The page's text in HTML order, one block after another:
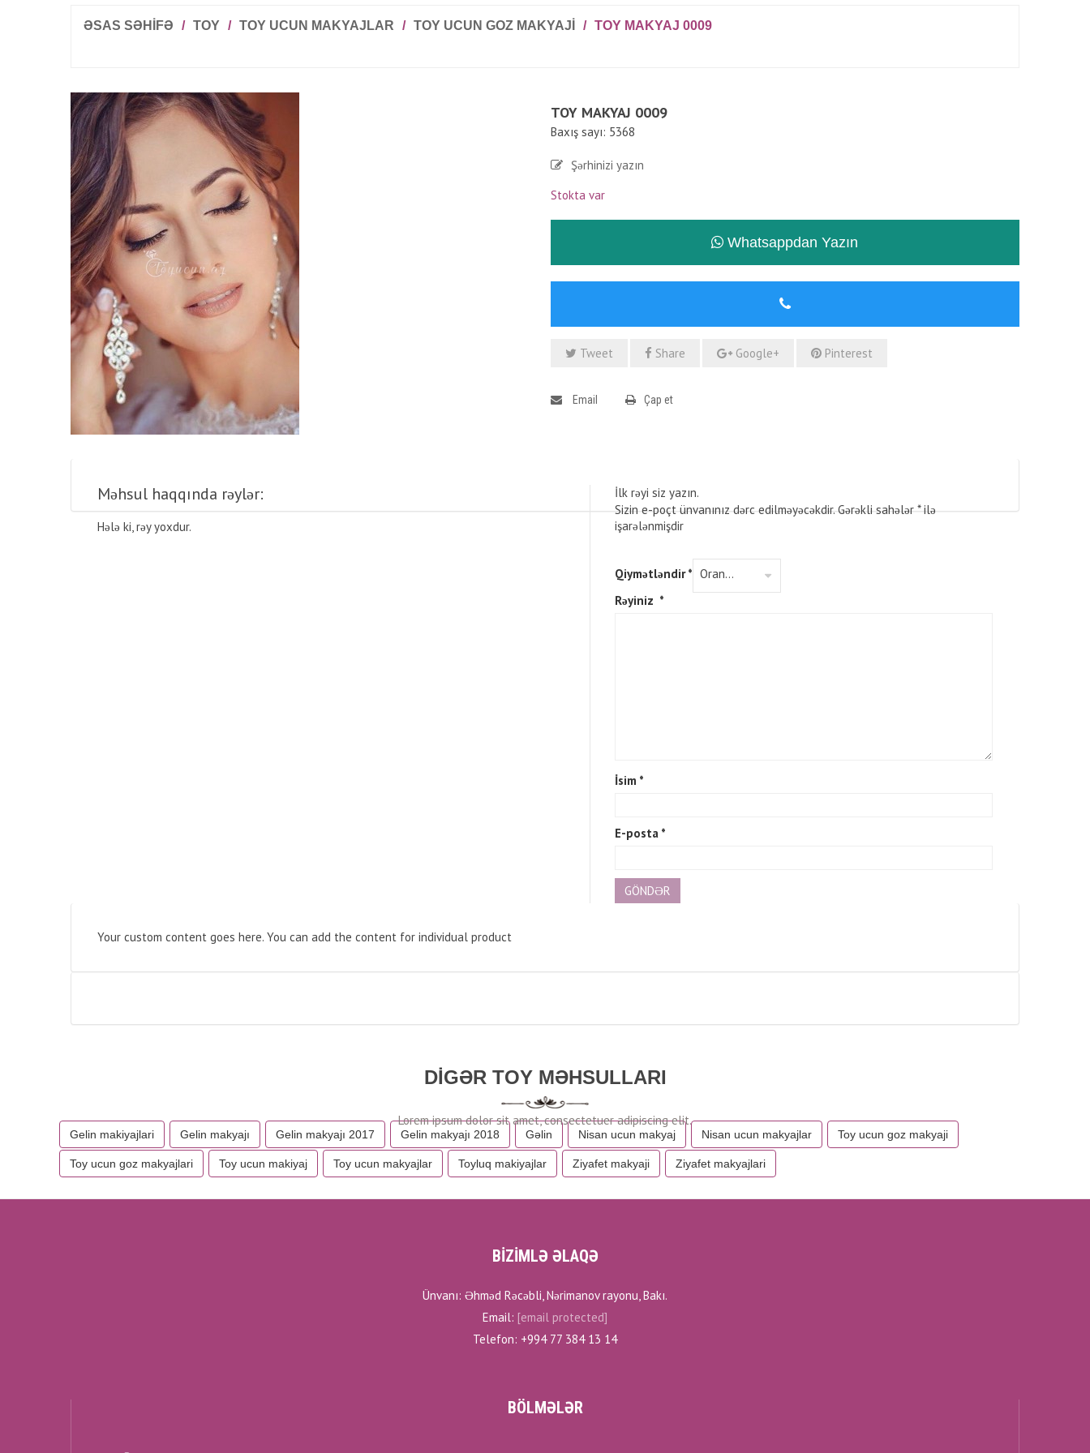
ƏSAS SƏHİFƏ / TOY / TOY UCUN MAKYAJLAR / TOY UCUN GOZ MAKYAJI / TOY MAKYAJ 0009
TOY MAKYAJ 0009
Baxış sayı: 5368
Şərhinizi yazın
Stokta var
Whatsappdan Yazın
Tweet Share Google+ Pinterest
Email Çap et
Məhsul haqqında rəylər:
Hələ ki, rəy yoxdur.
İlk rəyi siz yazın.
Sizin e-poçt ünvanınız dərc edilməyəcəkdir. Gərəkli sahələr*ilə
işarələnmişdir
Qiymətləndir*
Rəyiniz *
İsim *
E-posta *
Your custom content goes here. You can add the content for individual product
DIGƏR TOY MƏHSULLARI
Gelin makiyajlari Gelin makyajı Gelin makyajı 2017 Gelin makyajı 2018 Gəlin Nisan ucun makyaj Nisan ucun makyajlar Toy ucun goz makyaji
Toy ucun goz makyajlari Toy ucun makiyaj Toy ucun makyajlar Toyluq makiyajlar Ziyafet makyaji Ziyafet makyajlari
BİZİMLƏ ƏLAQƏ
Ünvanı: Əhməd Rəcəbli, Nərimanov rayonu, Bakı.
Email: [email protected]
Telefon: +994 77 384 13 14
BÖLMƏLƏR